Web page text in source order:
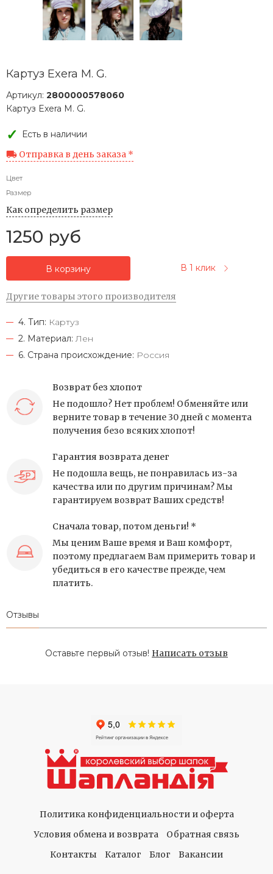
Картуз Exera M. G.
Артикул: 2800000578060
Картуз Exera M. G.
Есть в наличии
Отправка в день заказа *
Цвет
Размер
Как определить размер
1250 руб
В корзину В 1 клик
Другие товары этого производителя
4. Тип: Картуз
2. Материал: Лен
6. Страна происхождение: Россия
Возврат без хлопот
Не подошло? Нет проблем! Обменяйте или
верните товар в течение 30 дней с момента
получения безо всяких хлопот!
Гарантия возврата денег
Не подошла вещь, не понравилась из-за
качества или по другим причинам? Мы
гарантируем возврат Ваших средств!
Сначала товар, потом деньги! *
Мы ценим Ваше время и Ваш комфорт,
поэтому предлагаем Вам примерить товар и
убедиться в его качестве прежде, чем
платить.
Отзывы
Оставьте первый отзыв! Написать отзыв
Политика конфиденциальности и оферта
Условия обмена и возврата
Обратная связь
Контакты
Каталог Блог Вакансии